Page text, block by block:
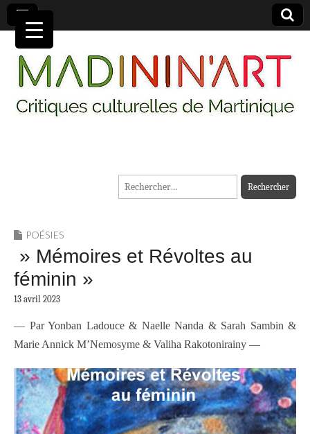
MADININ'ART
Rechercher :
POÉSIES
» Mémoires et Révoltes au
féminin »
13 avril 2023
— Par Yonban Ladouce & Naelle Nanda & Sarah Sambin &
Marie Annick M’Nemosyme & Valiha Rakotonirainy —